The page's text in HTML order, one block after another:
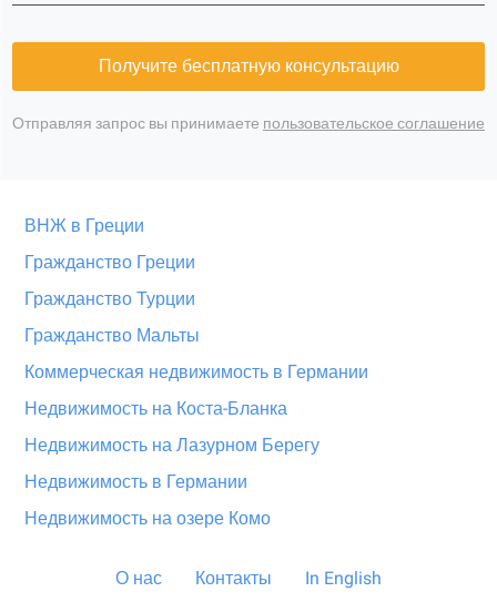
Получите бесплатную консультацию
Отправляя запрос вы принимаете пользовательское соглашение
ВНЖ в Греции
Гражданство Греции
Гражданство Турции
Гражданство Мальты
Коммерческая недвижимость в Германии
Недвижимость на Коста-Бланка
Недвижимость на Лазурном Берегу
Недвижимость в Германии
Недвижимость на озере Комо
О нас Контакты In English